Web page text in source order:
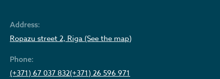
Address:
Ropazu street 2, Riga (See the map)
Phone:
(+371) 67 037 832(+371) 26 596 971